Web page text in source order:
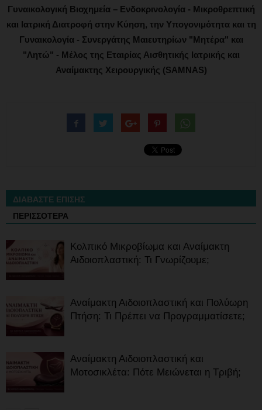
Γυναικολογική Βιοχημεία – Ενδοκρινολογία - Μικροθρεπτική
και Ιατρική Διατροφή στην Κύηση, την Υπογονιμότητα και τη
Γυναικολογία - Συνεργάτης Μαιευτηρίων "Μητέρα" και
"Λητώ" - Μέλος της Εταιρίας Αισθητικής Ιατρικής και
Αναίμακτης Χειρουργικής (SAMNAS)
ΔΙΑΒΑΣΤΕ ΕΠΙΣΗΣ
ΠΕΡΙΣΣΟΤΕΡΑ
Κολπικό Μικροβίωμα και Αναίμακτη
Αιδοιοπλαστική: Τι Γνωρίζουμε;
Αναίμακτη Αιδοιοπλαστική και Πολύωρη
Πτήση: Τι Πρέπει να Προγραμματίσετε;
Αναίμακτη Αιδοιοπλαστική και
Μοτοσικλέτα: Πότε Μειώνεται η Τριβή;